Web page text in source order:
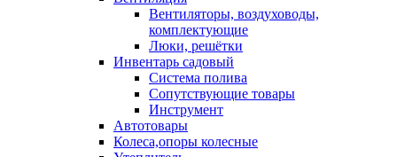
Вентиляторы, воздуховоды,
комплектующие
Люки, решётки
Инвентарь садовый
Система полива
Сопутствующие товары
Инструмент
Автотовары
Колеса,опоры колесные